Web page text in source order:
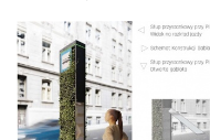
Kodeks Dobrych Praktyk
Miejsca parkingowe
Patrol Rowerowy 2015